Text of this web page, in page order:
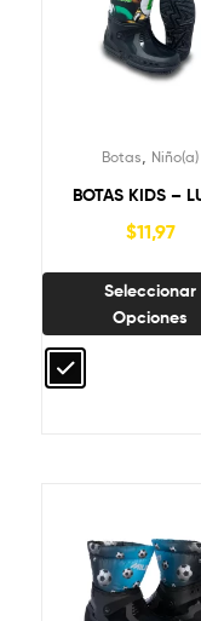
Botas Niño(a)
BOTAS KIDS –
$11,97
Seleccionar
Opciones